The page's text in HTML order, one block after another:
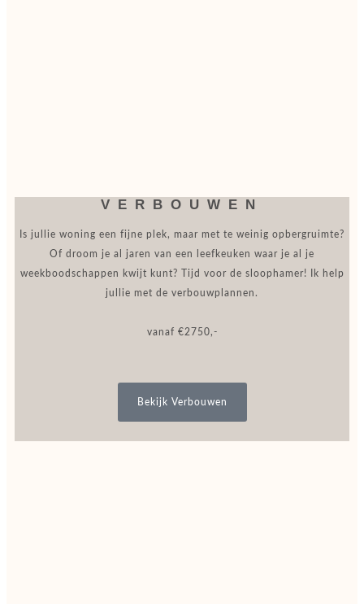
VERBOUWEN
Is jullie woning een fijne plek, maar met te weinig opbergruimte?
Of droom je al jaren van een leefkeuken waar je al je
weekboodschappen kwijt kunt? Tijd voor de sloophamer! Ik help
jullie met de verbouwplannen.
vanaf €2750,-
Bekijk Verbouwen